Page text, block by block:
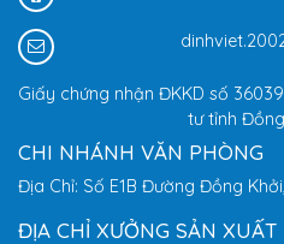
Giấy chứng nhận ĐKKD số
tư tỉnh
CHI NHÁNH VĂN PHÒNG
Địa Chỉ: Số E1B Đường Đồng
ĐỊA CHỈ XƯỞNG SẢN XUẤT